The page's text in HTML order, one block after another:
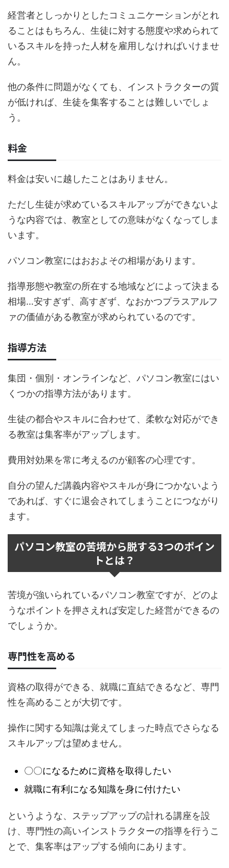
経営者としっかりとしたコミュニケーションがとれ
ることはもちろん、生徒に対する態度や求められて
いるスキルを持った人材を雇用しなければいけませ
ん。
他の条件に問題がなくても、インストラクターの質
が低ければ、生徒を集客することは難しいでしょ
う。
料金
料金は安いに越したことはありません。
ただし生徒が求めているスキルアップができないよ
うな内容では、教室としての意味がなくなってしま
います。
パソコン教室にはおおよその相場があります。
指導形態や教室の所在する地域などによって決まる
相場…安すぎず、高すぎず、なおかつプラスアルフ
ァの価値がある教室が求められているのです。
指導方法
集団・個別・オンラインなど、パソコン教室にはい
くつかの指導方法があります。
生徒の都合やスキルに合わせて、柔軟な対応ができ
る教室は集客率がアップします。
費用対効果を常に考えるのが顧客の心理です。
自分の望んだ講義内容やスキルが身につかないよう
であれば、すぐに退会されてしまうことにつながり
ます。
パソコン教室の苦境から脱する3つのポイン
トとは？
苦境が強いられているパソコン教室ですが、どのよ
うなポイントを押さえれば安定した経営ができるの
でしょうか。
専門性を高める
資格の取得ができる、就職に直結できるなど、専門
性を高めることが大切です。
操作に関する知識は覚えてしまった時点でさらなる
スキルアップは望めません。
〇〇になるために資格を取得したい
就職に有利になる知識を身に付けたい
というような、ステップアップの計れる講座を設
け、専門性の高いインストラクターの指導を行うこ
とで、集客率はアップする傾向にあります。